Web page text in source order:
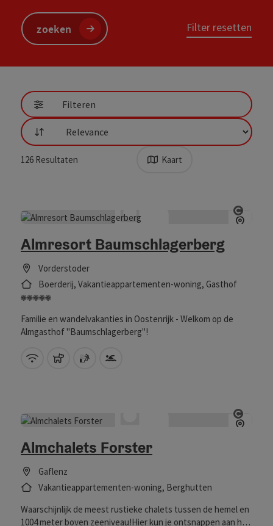
zoeken Filter resetten
Filteren
Filtering
126 Resultaten Kaart
Start
Almresort Baumschlagerberg
Vorderstoder
Boerderij, Vakantieappartementen-woning, Gasthof
5 bloemen
Familie en wandelvakanties in Oostenrijk - Welkom op de
Almgasthof "Baumschlagerberg"!
W-LAN (gratis)Huisdieren toegestaan
Sauna
Start
Almchalets Forster
Gaflenz
Vakantieappartementen-woning, Berghutten
Waarschijnlijk de meest rustieke chalets tussen de hemel en
1004 meter boven zeeniveau!Hier kun je ontsnappen aan het